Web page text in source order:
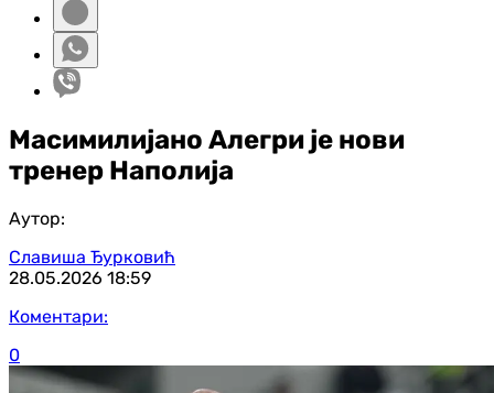
Масимилијано Алегри је нови
тренер Наполија
Аутор:
Славиша Ђурковић
28.05.2026 18:59
Коментари:
0